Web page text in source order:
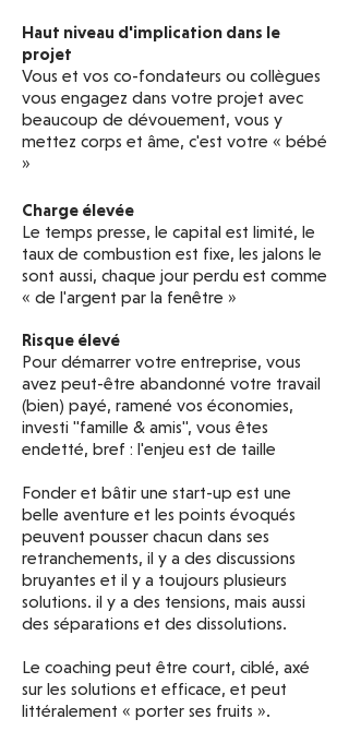
Haut niveau d'implication dans le
projet
Vous et vos co-fondateurs ou collègues
vous engagez dans votre projet avec
beaucoup de dévouement, vous y
mettez corps et âme, c'est votre « bébé
»
Charge élevée
Le temps presse, le capital est limité, le
taux de combustion est fixe, les jalons le
sont aussi, chaque jour perdu est comme
« de l'argent par la fenêtre »
Risque élevé
Pour démarrer votre entreprise, vous
avez peut-être abandonné votre travail
(bien) payé, ramené vos économies,
investi "famille & amis", vous êtes
endetté, bref : l'enjeu est de taille
Fonder et bâtir une start-up est une
belle aventure et les points évoqués
peuvent pousser chacun dans ses
retranchements, il y a des discussions
bruyantes et il y a toujours plusieurs
solutions. il y a des tensions, mais aussi
des séparations et des dissolutions.
Le coaching peut être court, ciblé, axé
sur les solutions et efficace, et peut
littéralement « porter ses fruits ».